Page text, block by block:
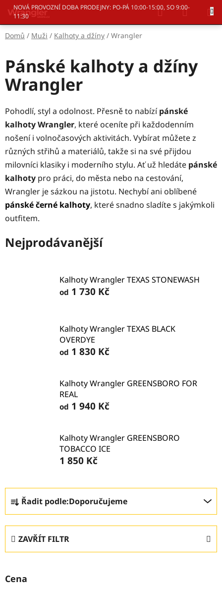
Přejít
obsah
NOVÁ PROVOZNÍ DOBA PRODEJNY: PO-PÁ 10:00-15:00, SO 9:00-
11:30
Hledat
KOŠÍK
Domů / Muži / Kalhoty a džíny / Wrangler
Pánské kalhoty a džíny
Wrangler
Pohodlí, styl a odolnost. Přesně to nabízípánské
kalhoty Wrangler, které oceníte při každodenním
nošení i volnočasových aktivitách. Vybírat můžete z
různých střihů a materiálů, takže si na své přijdou
milovníci klasiky i moderního stylu. Ať už hledáte pánské
kalhoty pro práci, do města nebo na cestování,
Wrangler je sázkou na jistotu. Nechybí ani oblíbené
pánskéčerné kalhoty, které snadno sladíte s jakýmkoli
outfitem.
Nejprodávanější
Kalhoty Wrangler TEXAS STONEWASH
od 1 730 Kč
Kalhoty Wrangler TEXAS BLACK
OVERDYE
od 1 830 Kč
Kalhoty Wrangler GREENSBORO FOR
REAL
od 1 940 Kč
Kalhoty Wrangler GREENSBORO
TOBACCO ICE
1 850 Kč
Ř
a
z
n
r
Řadit podle:Doporučujeme
ZAVŘÍT FILTR
Cena